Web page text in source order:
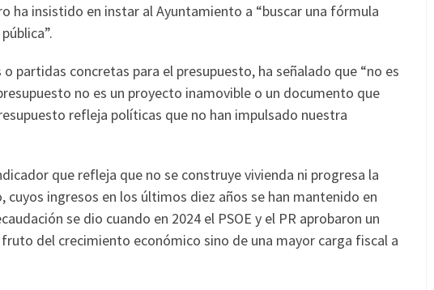
ha insistido en instar al Ayuntamiento a “buscar una fórmula
partidas concretas para el presupuesto, ha señalado que “no es
no es un proyecto inamovible o un documento que
refleja políticas que no han impulsado nuestra
que refleja que no se construye vivienda ni progresa la
cuyos ingresos en los últimos diez años se han mantenido en
se dio cuando en 2024 el PSOE y el PR aprobaron un
del crecimiento económico sino de una mayor carga fiscal a